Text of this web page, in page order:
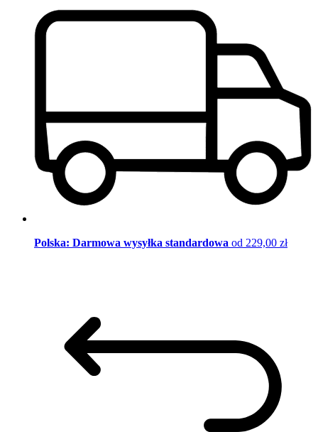
Polska: Darmowa wysyłka standardowa od 229,00 zł